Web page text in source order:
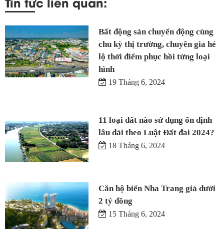
Bất động sản chuyển động cùng
chu kỳ thị trường, chuyên gia hé
lộ thời điểm phục hồi từng loại
hình
19 Tháng 6, 2024
11 loại đất nào sử dụng ổn định
lâu dài theo Luật Đất đai 2024?
18 Tháng 6, 2024
Căn hộ biển Nha Trang giá dưới
2 tỷ đồng
15 Tháng 6, 2024